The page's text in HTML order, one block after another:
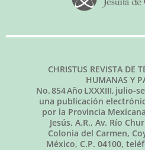
CHRISTUS REVISTA DE
HUMANAS Y
No.854Año LXXXIII, julio-
una publicación
por la Provincia
Jesús, A.R., Av. Río
Colonia del Carmen,
México, C.P. 04100,